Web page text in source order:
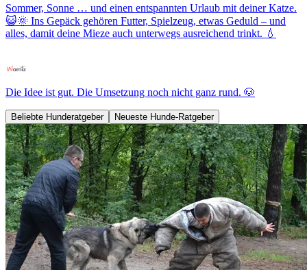
Sommer, Sonne … und einen entspannten Urlaub mit deiner Katze.
😺🌞 Ins Gepäck gehören Futter, Spielzeug, etwas Geduld – und
alles, damit deine Mieze auch unterwegs ausreichend trinkt. 💧
Die Idee ist gut. Die Umsetzung noch nicht ganz rund. 🐶
Beliebte Hunderatgeber Neueste Hunde-Ratgeber